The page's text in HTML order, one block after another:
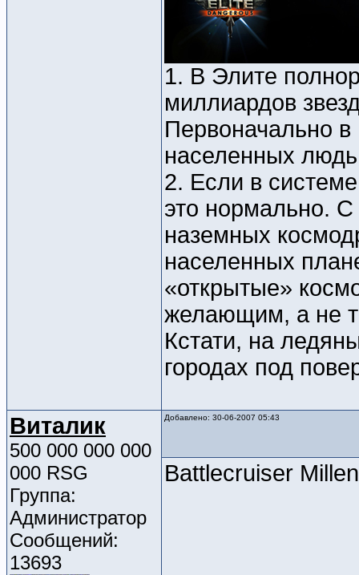
1. В Элите
миллиардов
Первоначально в
населенных
2. Если в
это нормально. С
наземных
населенных
«открытые»
желающим, а не
Кстати, на
городах под
Виталик
500 000 000 000
000 RSG
Группа:
Администратор
Сообщений:
13693
Добавлено: 30-06-2007 05:43
Battlecruiser